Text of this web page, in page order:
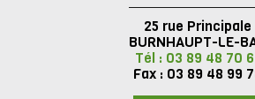
25 rue Principale
BURNHAUPT-LE-
Tél : 03 89 48 70
Fax : 03 89 48 99